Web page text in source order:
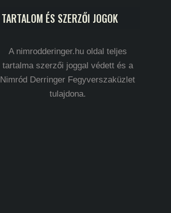
TARTALOM ÉS SZERZŐI JOGOK
A nimrodderinger.hu oldal teljes
tartalma szerzői joggal védett és a
Nimród Derringer Fegyverszaküzlet
tulajdona.